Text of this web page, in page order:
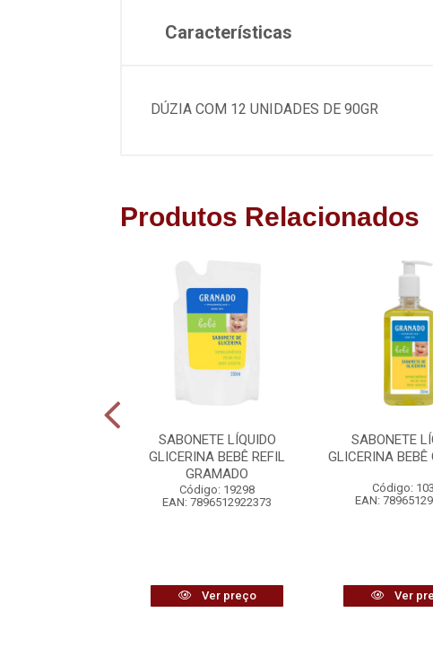
Características
DÚZIA COM 12 UNIDADES DE 90GR
Produtos Relacionados
SABONETE LÍQUIDO
GLICERINA BEBÊ REFIL
GRAMADO
Código: 19298
EAN: 7896512922373
Ver preço
SABONETE
GLICERINA BEBÊ
Código:
EAN:
Ver